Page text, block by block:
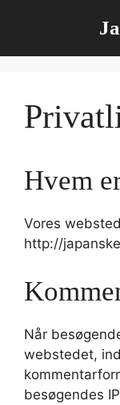
Hvem
Vores
http://
Når
webstedet,
besøgendes